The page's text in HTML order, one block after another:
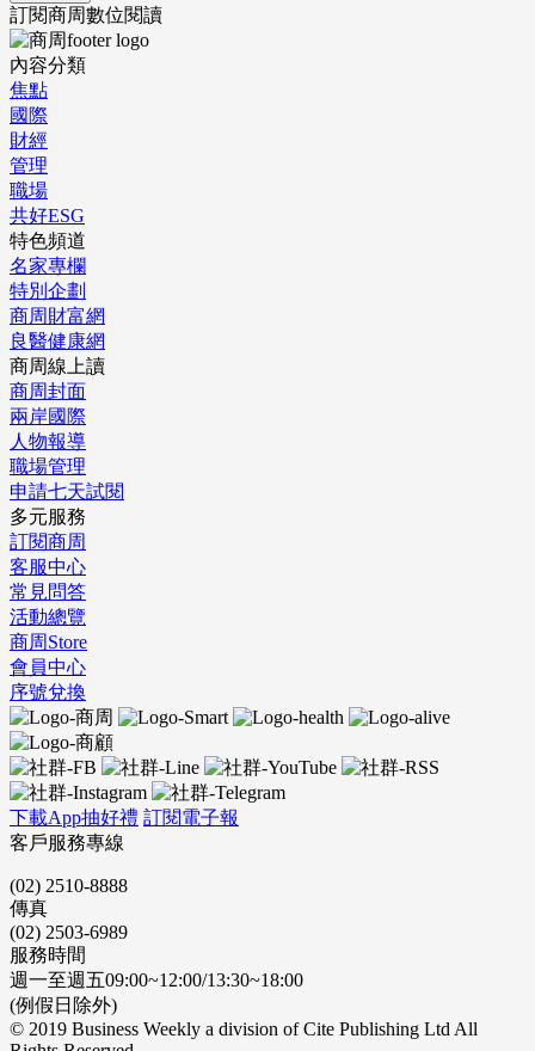
訂閱商周數位閱讀
內容分類
焦點
國際
財經
管理
職場
共好ESG
特色頻道
名家專欄
特別企劃
商周財富網
良醫健康網
商周線上讀
商周封面
兩岸國際
人物報導
職場管理
申請七天試閱
多元服務
訂閱商周
客服中心
常見問答
活動總覽
商周Store
會員中心
序號兌換
下載App抽好禮 訂閱電子報
客戶服務專線
(02) 2510-8888
傳真
(02) 2503-6989
服務時間
週一至週五09:00~12:00/13:30~18:00
(例假日除外)
© 2019 Business Weekly a division of Cite Publishing Ltd All